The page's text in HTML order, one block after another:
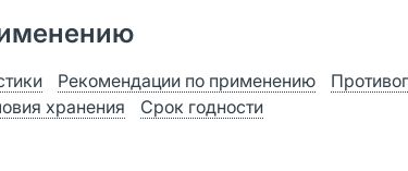
Рекомендации по применению
хранения Срок годности